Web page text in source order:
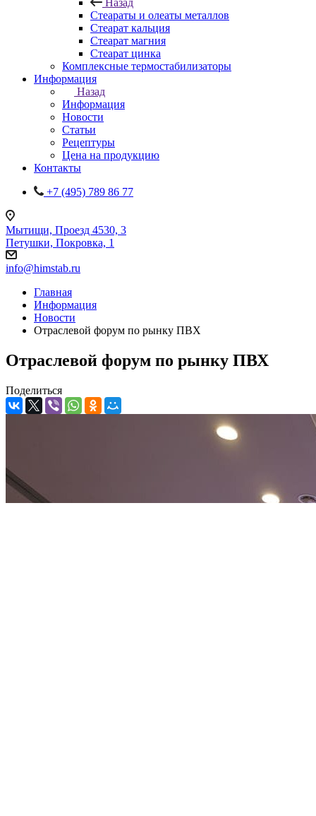
Назад
Стеараты и олеаты металлов
Стеарат кальция
Стеарат магния
Стеарат цинка
Комплексные термостабилизаторы
Информация
Назад
Информация
Новости
Статьи
Рецептуры
Цена на продукцию
Контакты
+7 (495) 789 86 77
Мытищи, Проезд 4530, 3
Петушки, Покровка, 1
info@himstab.ru
Главная
Информация
Новости
Отраслевой форум по рынку ПВХ
Отраслевой форум по рынку ПВХ
Поделиться